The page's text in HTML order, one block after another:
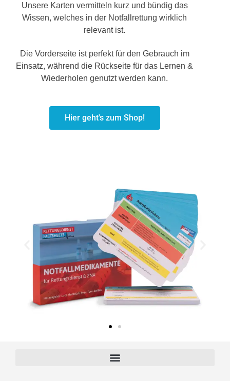
Unsere Karten vermitteln kurz und bündig das
Wissen, welches in der Notfallrettung wirklich
relevant ist.
Die Vorderseite ist perfekt für den Gebrauch im
Einsatz, während die Rückseite für das Lernen &
Wiederholen genutzt werden kann.
Hier geht's zum Shop!